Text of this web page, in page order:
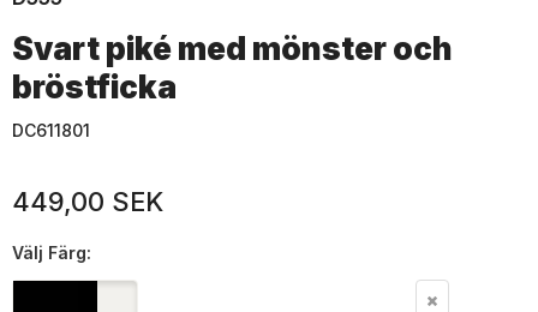
Svart piké med mönster och
bröstficka
DC611801
449,00 SEK
Välj Färg: